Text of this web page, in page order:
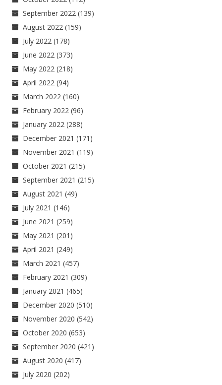
September 2022 (139)
August 2022 (159)
July 2022 (178)
June 2022 (373)
May 2022 (218)
April 2022 (94)
March 2022 (160)
February 2022 (96)
January 2022 (288)
December 2021 (171)
November 2021 (119)
October 2021 (215)
September 2021 (215)
August 2021 (49)
July 2021 (146)
June 2021 (259)
May 2021 (201)
April 2021 (249)
March 2021 (457)
February 2021 (309)
January 2021 (465)
December 2020 (510)
November 2020 (542)
October 2020 (653)
September 2020 (421)
August 2020 (417)
July 2020 (202)